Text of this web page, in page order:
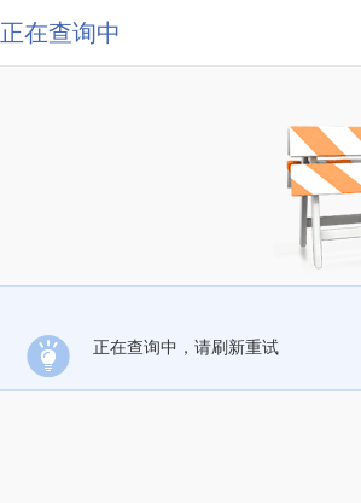
正在查询中
正在查询中，请刷新重试